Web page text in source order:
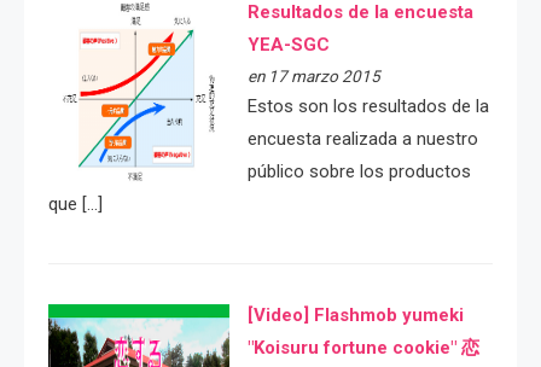
Resultados de la encuesta
YEA-SGC
en 17 marzo 2015
Estos son los resultados de la
encuesta realizada a nuestro
público sobre los productos
que […]
[Video] Flashmob yumeki
"Koisuru fortune cookie" 恋